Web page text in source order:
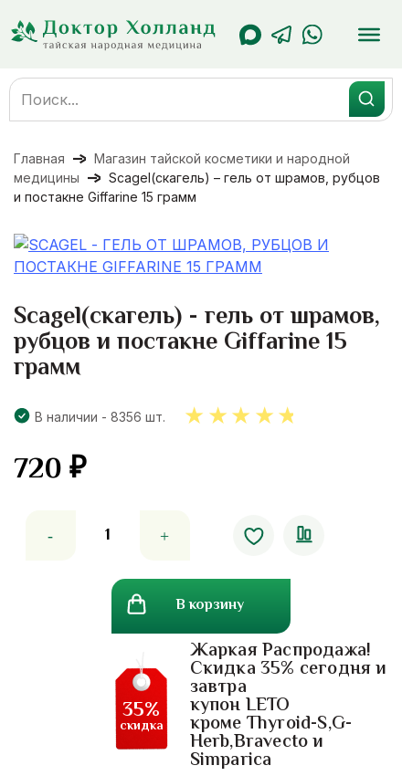
содержанию
Search
for:
Главная
Магазин тайской косметики и народной
медицины
Scagel(скагель) – гель от шрамов, рубцов
и постакне Giffarine 15 грамм
Scagel(скагель) - гель от шрамов,
рубцов и постакне Giffarine 15
грамм
В наличии - 8356 шт.
720₽
товара
В корзину
Жаркая Распродажа!
Скидка 35% сегодня и
завтра
купон LETO
кроме Thyroid-S,G-
Herb,Bravecto и
Simparica
35%
скидка